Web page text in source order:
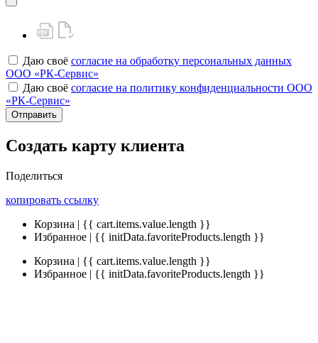
Даю своё согласие на обработку персональных данных
ООО «РК-Сервис»
Даю своё согласие на политику конфиденциальности ООО
«РК-Сервис»
Отправить
Создать карту клиента
Поделиться
копировать ссылку
Корзина | {{ cart.items.value.length }}
Избранное | {{ initData.favoriteProducts.length }}
Корзина | {{ cart.items.value.length }}
Избранное | {{ initData.favoriteProducts.length }}